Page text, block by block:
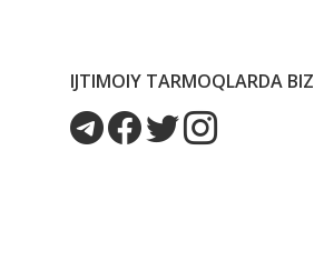
IJTIMOIY TARMOQLARDA BIZ